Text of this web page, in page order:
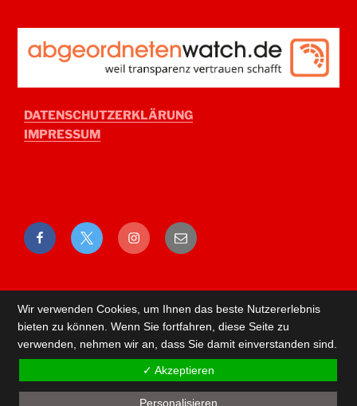
DATENSCHUTZERKLÄRUNG
IMPRESSUM
FacebookTwitter Instagram
E-
Mail
Wir verwenden Cookies, um Ihnen das beste Nutzererlebnis
bieten zu können. Wenn Sie fortfahren, diese Seite zu
verwenden, nehmen wir an, dass Sie damit einverstanden sind.
✓ Akzeptieren
Personalisieren